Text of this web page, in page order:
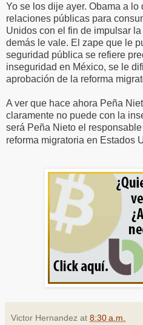
Yo se los dije ayer. Obama a lo
relaciones públicas para
Unidos con el fin de impulsar
demás le vale. El zape que le
seguridad pública se refiere
inseguridad en México, se le
aprobación de la reforma
A ver que hace ahora Peña
claramente no puede con la
será Peña Nieto el
reforma migratoria en Estados
Victor Hernandez at 8:30 a.m.